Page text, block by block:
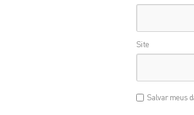
Site
Salvar meus